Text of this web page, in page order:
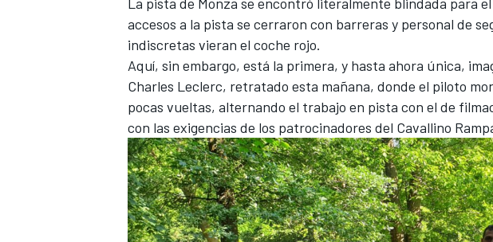
FÓRMULA E
accesos a la pista se cerraron con barreras y personal de
indiscretas vieran el coche rojo.
Aquí, sin embargo, está la primera, y hasta ahora única,
Charles Leclerc, retratado esta mañana, donde el piloto
pocas vueltas, alternando el trabajo en pista con el de
con las exigencias de los patrocinadores del Cavallino